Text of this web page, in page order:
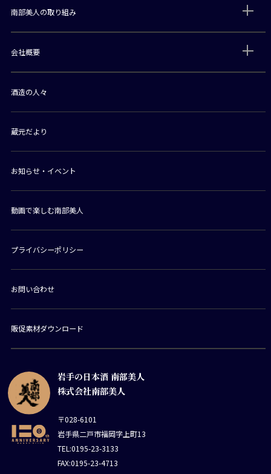
岩手の日本酒 南部美人
株式会社南部美人
〒028-6101
岩手県二戸市福岡字上町13
TEL:0195-23-3133
FAX:0195-23-4713
南部美人の取り組み
会社概要
酒造の人々
蔵元だより
お知らせ・イベント
動画で楽しむ南部美人
プライバシーポリシー
お問い合わせ
販促素材ダウンロード